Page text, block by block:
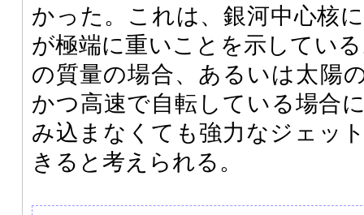
かった。これは、銀河中心核
が極端に重いことを示してい
の質量の場合、あるいは太陽
かつ高速で自転している場合
み込まなくても強力なジェッ
きると考えられる。